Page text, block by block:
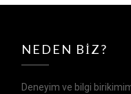
NEDEN BIZ?
Deneyim ve bilgi